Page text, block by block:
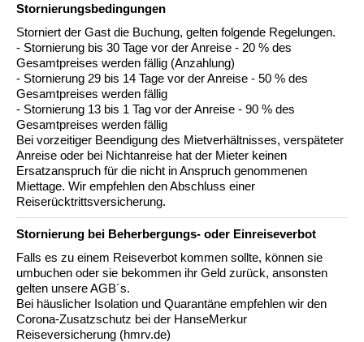
Stornierungs­bedingungen
Storniert der Gast die Buchung, gelten folgende Regelungen.
- Stornierung bis 30 Tage vor der Anreise - 20 % des
Gesamtpreises werden fällig (Anzahlung)
- Stornierung 29 bis 14 Tage vor der Anreise - 50 % des
Gesamtpreises werden fällig
- Stornierung 13 bis 1 Tag vor der Anreise - 90 % des
Gesamtpreises werden fällig
Bei vorzeitiger Beendigung des Mietverhältnisses, verspäteter
Anreise oder bei Nichtanreise hat der Mieter keinen
Ersatzanspruch für die nicht in Anspruch genommenen
Miettage. Wir empfehlen den Abschluss einer
Reiserücktrittsversicherung.
Stornierung bei Beherbergungs- oder Einreiseverbot
Falls es zu einem Reiseverbot kommen sollte, können sie
umbuchen oder sie bekommen ihr Geld zurück, ansonsten
gelten unsere AGB´s.
Bei häuslicher Isolation und Quarantäne empfehlen wir den
Corona-Zusatzschutz bei der HanseMerkur
Reiseversicherung (hmrv.de)